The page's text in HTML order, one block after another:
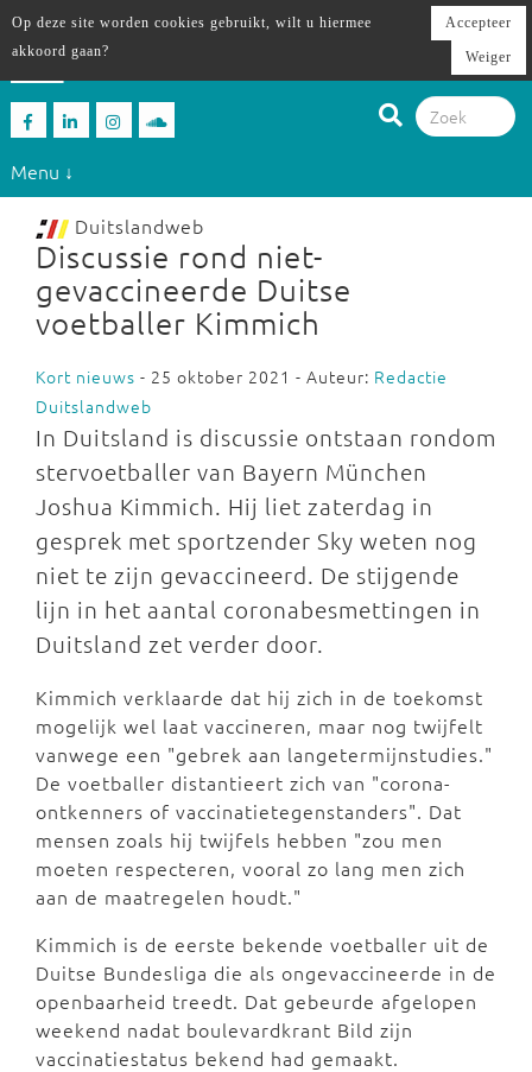
Menu ↓
Duitslandweb
Discussie rond niet-
gevaccineerde Duitse
voetballer Kimmich
Kort nieuws - 25 oktober 2021 - Auteur: Redactie
Duitslandweb
In Duitsland is discussie ontstaan rondom
stervoetballer van Bayern München
Joshua Kimmich. Hij liet zaterdag in
gesprek met sportzender Sky weten nog
niet te zijn gevaccineerd. De stijgende
lijn in het aantal coronabesmettingen in
Duitsland zet verder door.
Kimmich verklaarde dat hij zich in de toekomst
mogelijk wel laat vaccineren, maar nog twijfelt
vanwege een "gebrek aan langetermijnstudies."
De voetballer distantieert zich van "corona-
ontkenners of vaccinatietegenstanders". Dat
mensen zoals hij twijfels hebben "zou men
moeten respecteren, vooral zo lang men zich
aan de maatregelen houdt."
Kimmich is de eerste bekende voetballer uit de
Duitse Bundesliga die als ongevaccineerde in de
openbaarheid treedt. Dat gebeurde afgelopen
weekend nadat boulevardkrant Bild zijn
vaccinatiestatus bekend had gemaakt.
Op deze site worden cookies gebruikt, wilt u hiermee
akkoord gaan?
Accepteer
Weiger